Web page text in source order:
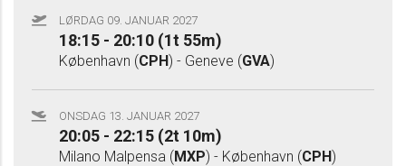
LØRDAG 09. JANUAR 2027
18:15 - 20:10 (1t 55m)
København (CPH) - Geneve (GVA)
ONSDAG 13. JANUAR 2027
20:05 - 22:15 (2t 10m)
Milano Malpensa (MXP) - København (CPH)